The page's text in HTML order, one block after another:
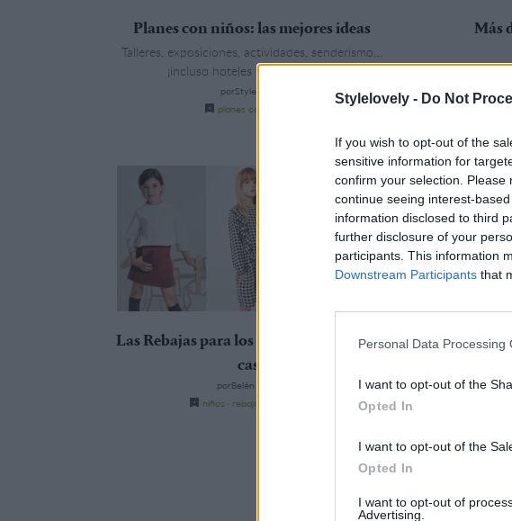
Stylelovely - Do Not
If you wish to opt-out of the
sensitive information for
confirm your selection.
continue seeing interest-
information disclosed to third
further disclosure of your
participants. This information
Downstream Participants that
Personal Data Processing
I want to opt-out of the
Opted In
I want to opt-out of the
Opted In
I want to opt-out of
Advertising.
Planes con niños: las mejores ideas
Talleres, exposiciones, actividades, senderismo…
¡incluso hoteles y restaurantes!
porStyleLovely
planes con niA�os
Más
Las Rebajas para los más pequeños de la
casa
porBelén Pradas
niños
rebajas